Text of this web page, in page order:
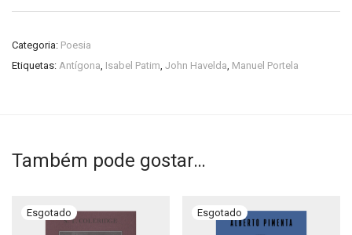
Categoria: Poesia
Etiquetas: Antígona, Isabel Patim, John Havelda, Manuel Portela
Também pode gostar…